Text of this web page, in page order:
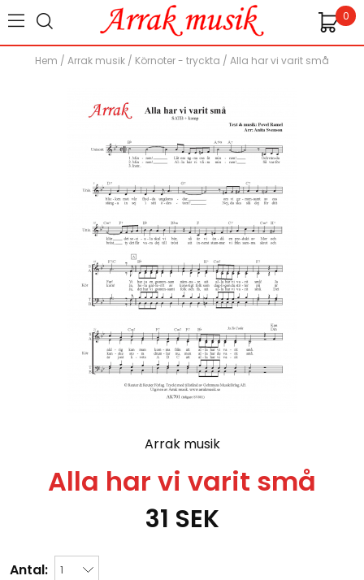
0
Hem / Arrak musik / Körnoter - tryckta / Alla har vi varit små
Arrak musik
Alla har vi varit små
31 SEK
Antal: